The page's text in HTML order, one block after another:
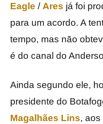
Eagle /Ares já foi
para um acordo. A
tempo, mas não
é do canal do
Ainda segundo ele,
presidente do
Magalhães Lins,